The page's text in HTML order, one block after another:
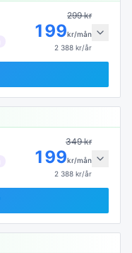
299kr
199kr/mån
2 388 kr/år
349kr
199kr/mån
2 388 kr/år